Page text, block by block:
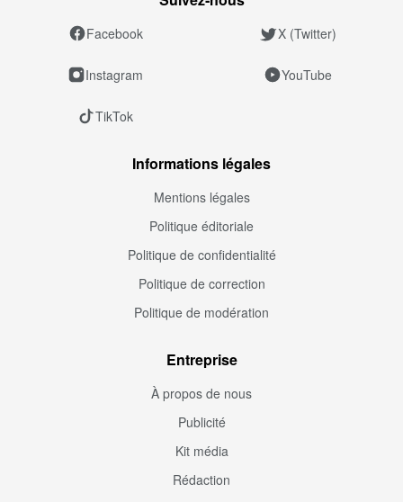
Facebook X (Twitter)
Instagram YouTube
TikTok
Informations légales
Mentions légales
Politique éditoriale
Politique de confidentialité
Politique de correction
Politique de modération
Entreprise
À propos de nous
Publicité
Kit média
Rédaction